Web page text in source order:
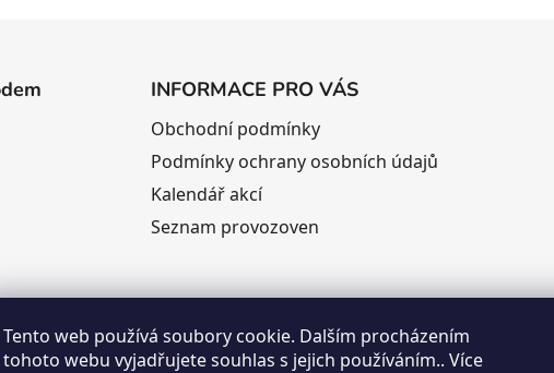
Tento web používá soubory cookie. Dalším procházením
tohoto webu vyjadřujete souhlas s jejich používáním.. Více
INFORMACE PRO VÁS
Obchodní podmínky
Podmínky ochrany osobních údajů
Kalendář akcí
Seznam provozoven